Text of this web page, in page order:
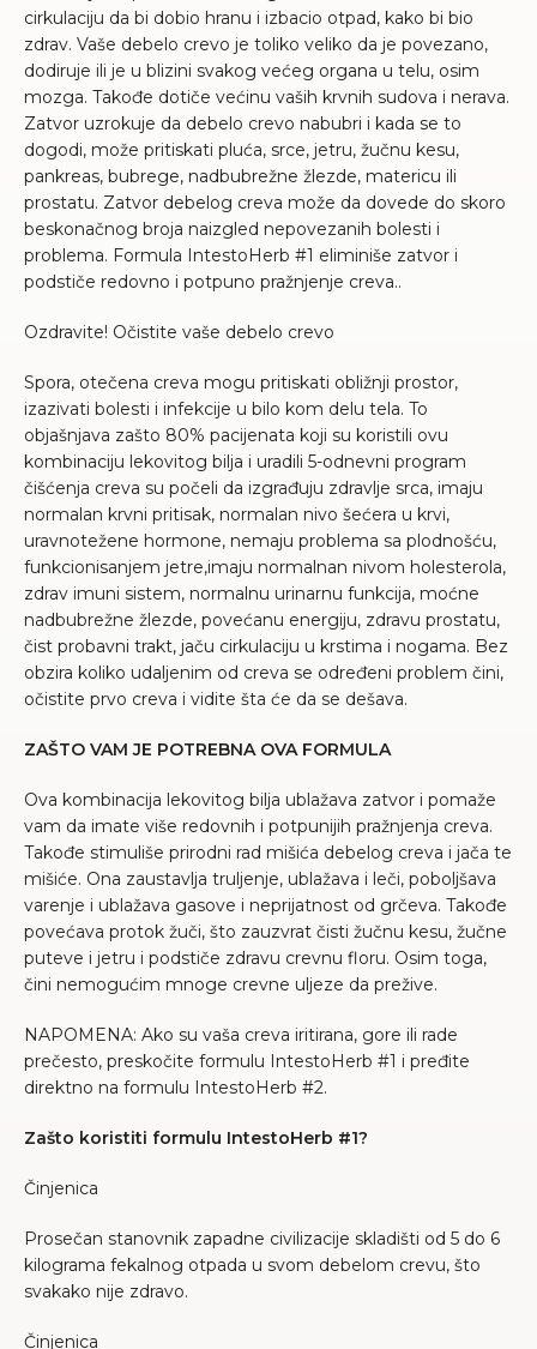
cirkulaciju da bi dobio hranu i izbacio otpad, kako bi bio
zdrav. Vaše debelo crevo je toliko veliko da je povezano,
dodiruje ili je u blizini svakog većeg organa u telu, osim
mozga. Takođe dotiče većinu vaših krvnih sudova i nerava.
Zatvor uzrokuje da debelo crevo nabubri i kada se to
dogodi, može pritiskati pluća, srce, jetru, žučnu kesu,
pankreas, bubrege, nadbubrežne žlezde, matericu ili
prostatu. Zatvor debelog creva može da dovede do skoro
beskonačnog broja naizgled nepovezanih bolesti i
problema. Formula IntestoHerb #1 eliminiše zatvor i
podstiče redovno i potpuno pražnjenje creva..
Ozdravite! Očistite vaše debelo crevo
Spora, otečena creva mogu pritiskati obližnji prostor,
izazivati bolesti i infekcije u bilo kom delu tela. To
objašnjava zašto 80% pacijenata koji su koristili ovu
kombinaciju lekovitog bilja i uradili 5-odnevni program
čišćenja creva su počeli da izgrađuju zdravlje srca, imaju
normalan krvni pritisak, normalan nivo šećera u krvi,
uravnotežene hormone, nemaju problema sa plodnošću,
funkcionisanjem jetre,imaju normalnan nivom holesterola,
zdrav imuni sistem, normalnu urinarnu funkcija, moćne
nadbubrežne žlezde, povećanu energiju, zdravu prostatu,
čist probavni trakt, jaču cirkulaciju u krstima i nogama. Bez
obzira koliko udaljenim od creva se određeni problem čini,
očistite prvo creva i vidite šta će da se dešava.
ZAŠTO VAM JE POTREBNA OVA FORMULA
Ova kombinacija lekovitog bilja ublažava zatvor i pomaže
vam da imate više redovnih i potpunijih pražnjenja creva.
Takođe stimuliše prirodni rad mišića debelog creva i jača te
mišiće. Ona zaustavlja truljenje, ublažava i leči, poboljšava
varenje i ublažava gasove i neprijatnost od grčeva. Takođe
povećava protok žuči, što zauzvrat čisti žučnu kesu, žučne
puteve i jetru i podstiče zdravu crevnu floru. Osim toga,
čini nemogućim mnoge crevne uljeze da prežive.
NAPOMENA: Ako su vaša creva iritirana, gore ili rade
prečesto, preskočite formulu IntestoHerb #1 i pređite
direktno na formulu IntestoHerb #2.
Zašto koristiti formulu IntestoHerb #1?
Činjenica
Prosečan stanovnik zapadne civilizacije skladišti od 5 do 6
kilograma fekalnog otpada u svom debelom crevu, što
svakako nije zdravo.
Činjenica